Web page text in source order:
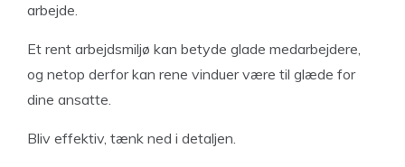
arbejde.
Et rent arbejdsmiljø kan betyde glade medarbejdere,
og netop derfor kan rene vinduer være til glæde for
dine ansatte.
Bliv effektiv, tænk ned i detaljen.